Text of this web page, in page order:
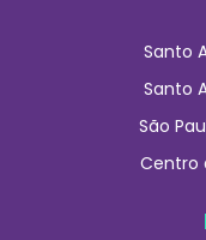
Santo
Santo
São
Centro